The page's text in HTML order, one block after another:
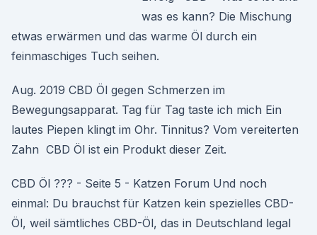
was es kann? Die Mischung
etwas erwärmen und das warme Öl durch ein
feinmaschiges Tuch seihen.
Aug. 2019 CBD Öl gegen Schmerzen im
Bewegungsapparat. Tag für Tag taste ich mich Ein
lautes Piepen klingt im Ohr. Tinnitus? Vom vereiterten
Zahn CBD Öl ist ein Produkt dieser Zeit.
CBD Öl ??? - Seite 5 - Katzen Forum Und noch
einmal: Du brauchst für Katzen kein spezielles CBD-
Öl, weil sämtliches CBD-Öl, das in Deutschland legal